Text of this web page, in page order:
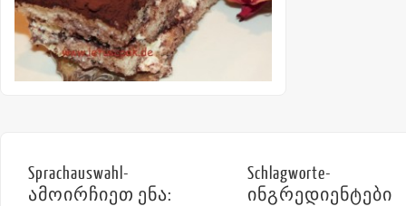
Sprachauswahl-
ამოირჩიეთ ენა:
Schlagworte-
ინგრედიენტები